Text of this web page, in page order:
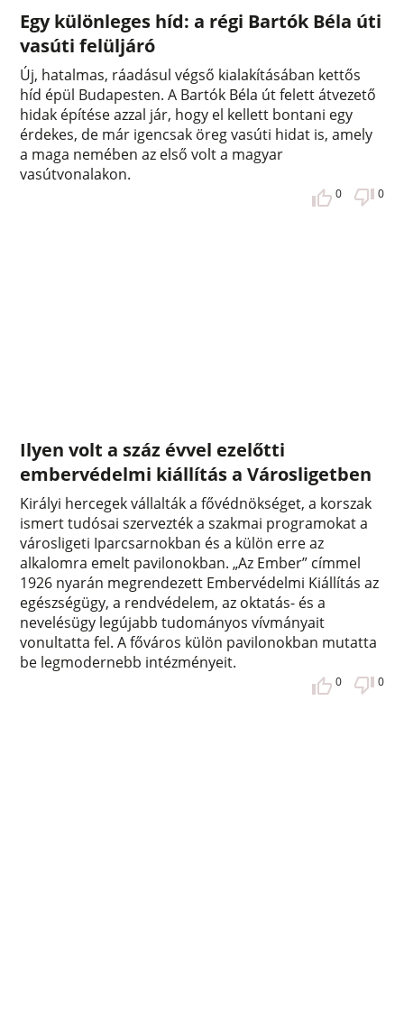
Egy különleges híd: a régi Bartók Béla úti
vasúti felüljáró
Új, hatalmas, ráadásul végső kialakításában kettős
híd épül Budapesten. A Bartók Béla út felett átvezető
hidak építése azzal jár, hogy el kellett bontani egy
érdekes, de már igencsak öreg vasúti hidat is, amely
a maga nemében az első volt a magyar
vasútvonalakon.
0 0
Ilyen volt a száz évvel ezelőtti
embervédelmi kiállítás a Városligetben
Királyi hercegek vállalták a fővédnökséget, a korszak
ismert tudósai szervezték a szakmai programokat a
városligeti Iparcsarnokban és a külön erre az
alkalomra emelt pavilonokban. „Az Ember” címmel
1926 nyarán megrendezett Embervédelmi Kiállítás az
egészségügy, a rendvédelem, az oktatás- és a
nevelésügy legújabb tudományos vívmányait
vonultatta fel. A főváros külön pavilonokban mutatta
be legmodernebb intézményeit.
0 0